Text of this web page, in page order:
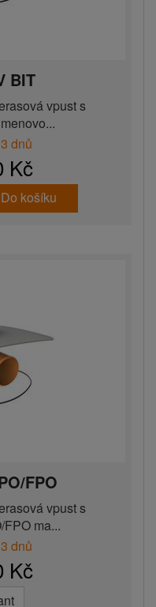
BIT
vpust s
dnů
Kč
Do košíku
FPO
vpust s
ma...
dnů
Kč